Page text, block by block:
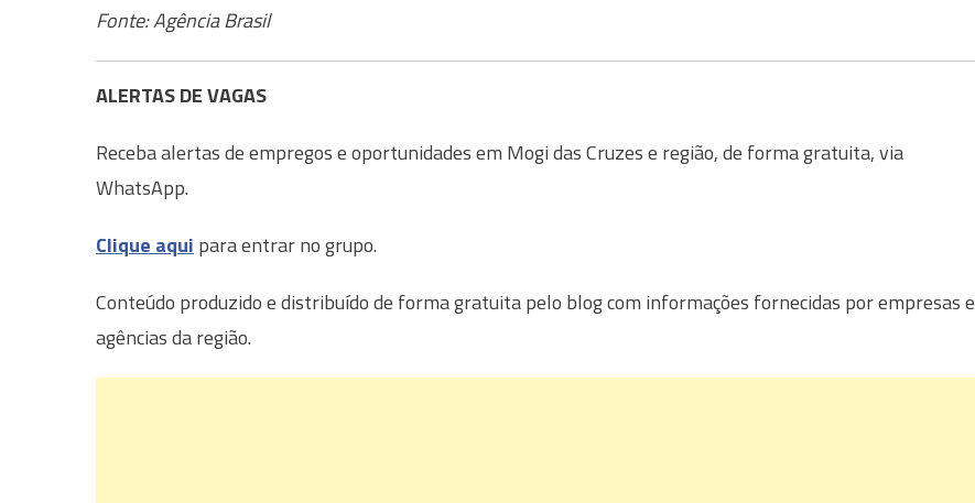
Fonte: Agência Brasil
ALERTAS DE VAGAS
Receba alertas de empregos e oportunidades em Mogi das Cruzes e região, de forma gratuita, via
WhatsApp.
Clique aqui para entrar no grupo.
Conteúdo produzido e distribuído de forma gratuita pelo blog com informações fornecidas por empresas e
agências da região.